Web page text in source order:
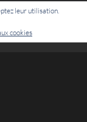
leur utilisation.
cookies